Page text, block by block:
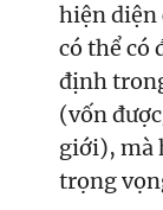
hiện diện
có thể có
định
(vốn
giới), mà
trọng